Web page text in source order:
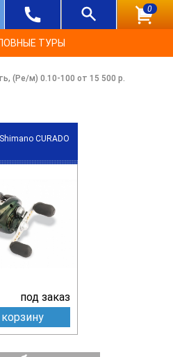
0
ТУРЫ
(Ре/м) 0.10-100 от 15 500 р.
CURADO
под заказ